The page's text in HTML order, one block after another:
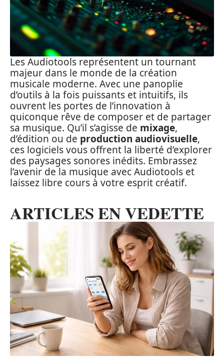
Les Audiotools représentent un tournant
majeur dans le monde de la création
musicale moderne. Avec une panoplie
d’outils à la fois puissants et intuitifs, ils
ouvrent les portes de l’innovation à
quiconque rêve de composer et de partager
sa musique. Qu’il s’agisse de mixage,
d’édition ou de production audiovisuelle,
ces logiciels vous offrent la liberté d’explorer
des paysages sonores inédits. Embrassez
l’avenir de la musique avec Audiotools et
laissez libre cours à votre esprit créatif.
ARTICLES EN VEDETTE